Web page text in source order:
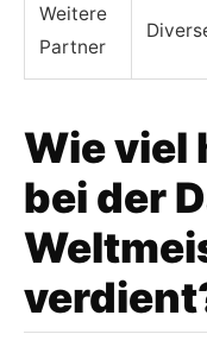
Weitere
Partner
Wie viel
bei der